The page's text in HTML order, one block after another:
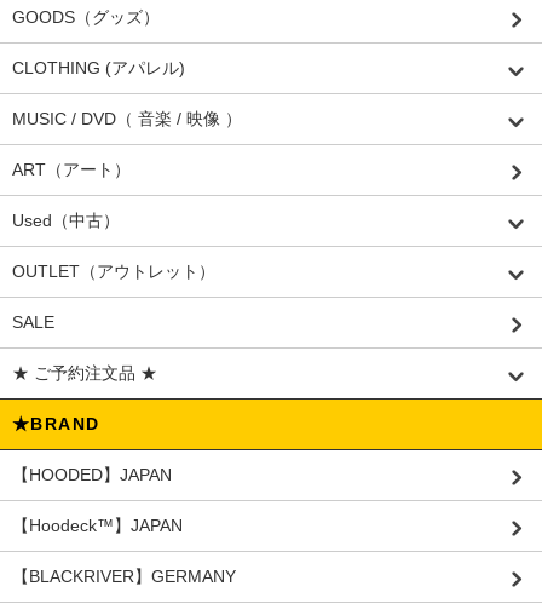
GOODS（グッズ）
CLOTHING (アパレル)
MUSIC / DVD（ 音楽 / 映像 ）
ART（アート）
Used（中古）
OUTLET（アウトレット）
SALE
★ ご予約注文品 ★
★BRAND
【HOODED】JAPAN
【Hoodeck™️】JAPAN
【BLACKRIVER】GERMANY